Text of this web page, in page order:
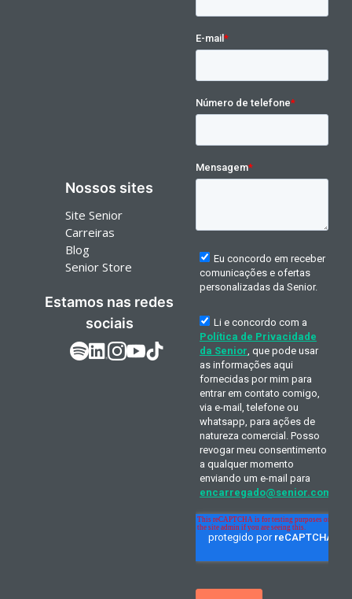
Nossos sites
Site Senior
Carreiras
Blog
Senior Store
Estamos nas redes
sociais